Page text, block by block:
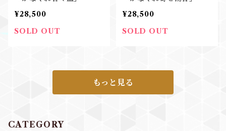
¥28,500
SOLD OUT
¥28,500
SOLD OUT
もっと見る
CATEGORY